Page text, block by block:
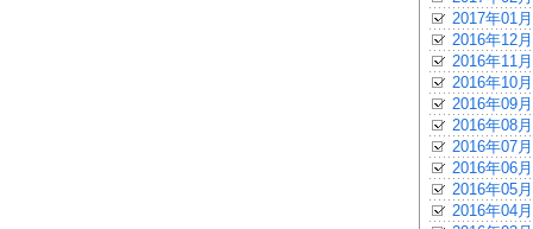
2017年01月
2016年12月
2016年11月
2016年10月
2016年09月
2016年08月
2016年07月
2016年06月
2016年05月
2016年04月